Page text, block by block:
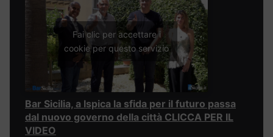
Fai clic per accettare i
cookie per questo servizio
Bar Sicilia, a Ispica la sfida per il futuro passa
dal nuovo governo della città CLICCA PER IL
VIDEO